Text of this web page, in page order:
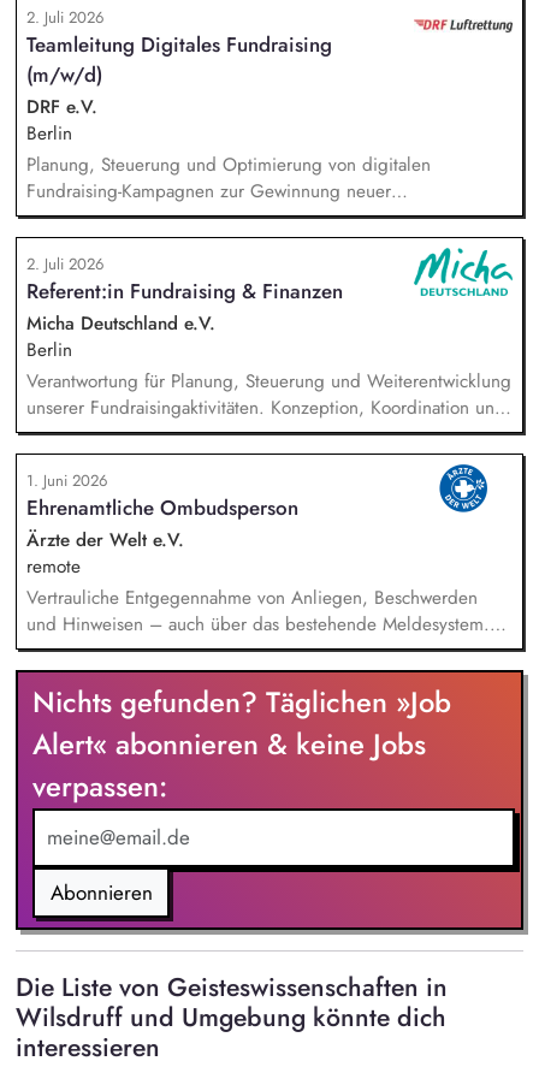
Umsetzung der Stiftungsprogrammatik und entwickeln dabei
die Internationalisierungsstrategie der Stiftung weiter. Sie
übersetzen wissenschaftliche Erkenntnisse in
alltagsangebundene Handlungsansätze entlang unserer
Stiftungsprogrammatik.
2. Juli 2026
Teamleitung Digitales Fundraising
(m/w/d)
DRF e.V.
Berlin
Planung, Steuerung und Optimierung von digitalen
Fundraising-Kampagnen zur Gewinnung neuer
Unterstützerinnen und Unterstützer. Weiterentwicklung und
Umsetzung von Performance-Marketing-Maßnahmen (Display-,
Suchmaschinen-, Social-Media-Werbung etc.). Analyse von
Kampagnenerfolgen, Erstellen von Reports und Ableiten von
datenbasierter Optimierungsmaßnahmen. Konzeption und
Durchführen von A/B-Tests für Anzeigen, Landingpages und
Conversion-Funnels.
2. Juli 2026
Referent:in Fundraising & Finanzen
Micha Deutschland e.V.
Berlin
Verantwortung für Planung, Steuerung und Weiterentwicklung
unserer Fundraisingaktivitäten. Konzeption, Koordination und
Umsetzung zentraler Fundraisingkampagnen (z. B. Frühjahr,
Jahresende, Aktionen). Aufbau, Pflege und strategische
Weiterentwicklung der Spender:innen‑ und
Großspender:innen‑Beziehungen. Drittmittelmanagement:
Antragstellung, Berichte, Mittelabrufe und Fristenkontrolle.
Budget‑ und Liquiditätsplanung sowie laufendes
Finanzmonitoring.
1. Juni 2026
Ehrenamtliche Ombudsperson
Ärzte der Welt e.V.
remote
Vertrauliche Entgegennahme von Anliegen, Beschwerden
und Hinweisen – auch über das bestehende Meldesystem.
Vermittlung bei Konflikten und Unterstützung bei
Klärungsprozessen. Konzeption und Durchführung von
Schulungen und Sensibilisierungsformaten. Mitwirkung an der
Weiterentwicklung von Leitlinien, Verhaltenskodizes und dem
Meldesystem. Förderung einer offenen Feedback- und
Beschwerdekultur innerhalb der Organisation.
Nichts gefunden? Täglichen »Job
Alert« abonnieren & keine Jobs
verpassen:
Abonnieren
Die Liste von Geisteswissenschaften in
Wilsdruff und Umgebung könnte dich
interessieren